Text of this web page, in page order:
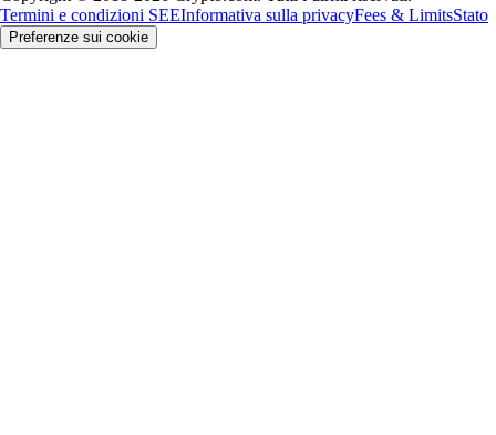
Termini e condizioni SEEInformativa sulla privacyFees & LimitsStato
Preferenze sui cookie